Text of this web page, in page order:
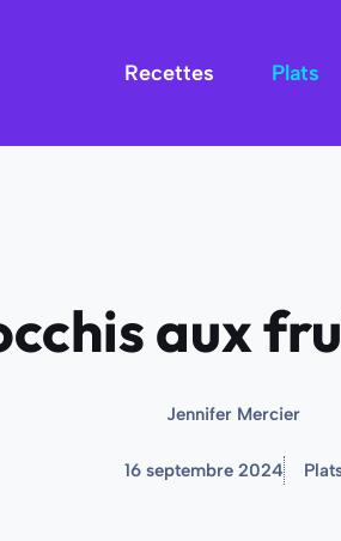
Recettes Plats
aux
Jennifer Mercier
16 septembre 2024